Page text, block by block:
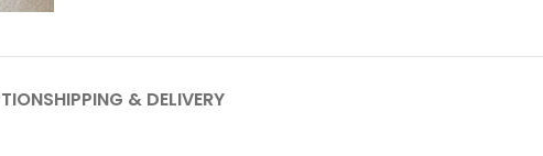
SHIPPING & DELIVERY